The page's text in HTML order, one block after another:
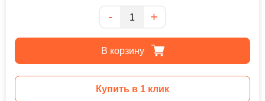
Количество
- +
В корзину
Купить в 1 клик